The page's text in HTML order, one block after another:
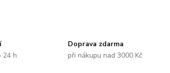
24 h
Doprava zdarma
při nákupu nad 3000 Kč